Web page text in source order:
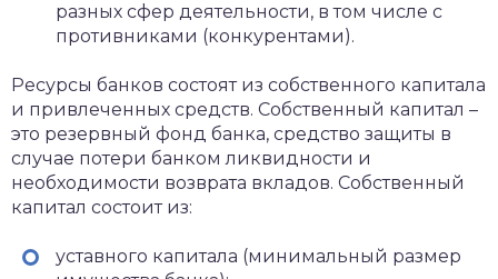
разных сфер деятельности, в том числе с
противниками (конкурентами).
Ресурсы банков состоят из собственного капитала
и привлеченных средств. Собственный капитал –
это резервный фонд банка, средство защиты в
случае потери банком ликвидности и
необходимости возврата вкладов. Собственный
капитал состоит из:
уставного капитала (минимальный размер